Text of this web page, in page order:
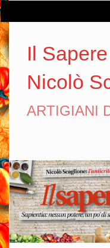
Il
Nicolò
ARTIGIANI